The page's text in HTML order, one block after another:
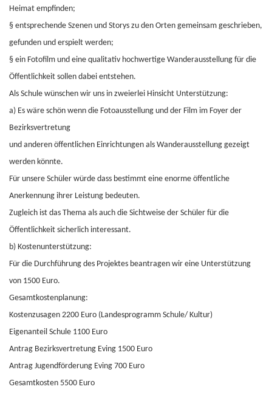
Heimat empfinden;
§ entsprechende Szenen und Storys zu den Orten gemeinsam geschrieben,
gefunden und erspielt werden;
§ ein Fotofilm und eine qualitativ hochwertige Wanderausstellung für die
Öffentlichkeit sollen dabei entstehen.
Als Schule wünschen wir uns in zweierlei Hinsicht Unterstützung:
a) Es wäre schön wenn die Fotoausstellung und der Film im Foyer der
Bezirksvertretung
und anderen öffentlichen Einrichtungen als Wanderausstellung gezeigt
werden könnte.
Für unsere Schüler würde dass bestimmt eine enorme öffentliche
Anerkennung ihrer Leistung bedeuten.
Zugleich ist das Thema als auch die Sichtweise der Schüler für die
Öffentlichkeit sicherlich interessant.
b) Kostenunterstützung:
Für die Durchführung des Projektes beantragen wir eine Unterstützung
von 1500 Euro.
Gesamtkostenplanung:
Kostenzusagen 2200 Euro (Landesprogramm Schule/ Kultur)
Eigenanteil Schule 1100 Euro
Antrag Bezirksvertretung Eving 1500 Euro
Antrag Jugendförderung Eving 700 Euro
Gesamtkosten 5500 Euro